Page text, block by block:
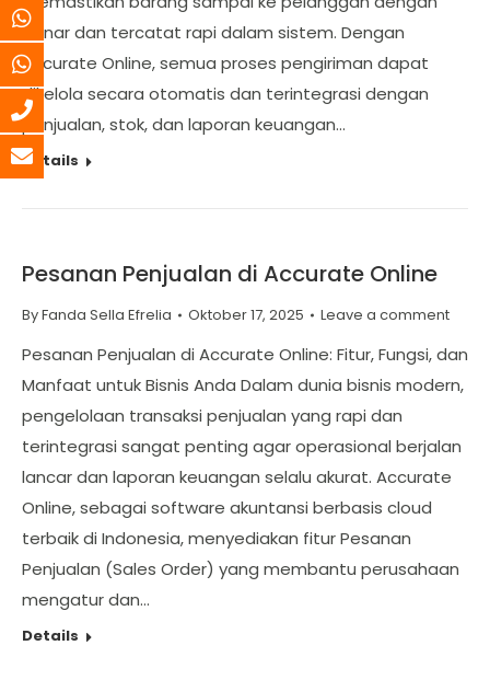
benar dan tercatat rapi dalam sistem. Dengan
Accurate Online, semua proses pengiriman dapat
dikelola secara otomatis dan terintegrasi dengan
penjualan, stok, dan laporan keuangan…
Details
Pesanan Penjualan di Accurate Online
ByFanda Sella Efrelia Oktober 17, 2025 Leave a comment
Pesanan Penjualan di Accurate Online: Fitur, Fungsi, dan
Manfaat untuk Bisnis Anda Dalam dunia bisnis modern,
pengelolaan transaksi penjualan yang rapi dan
terintegrasi sangat penting agar operasional berjalan
lancar dan laporan keuangan selalu akurat. Accurate
Online, sebagai software akuntansi berbasis cloud
terbaik di Indonesia, menyediakan fitur Pesanan
Penjualan (Sales Order) yang membantu perusahaan
mengatur dan…
Details